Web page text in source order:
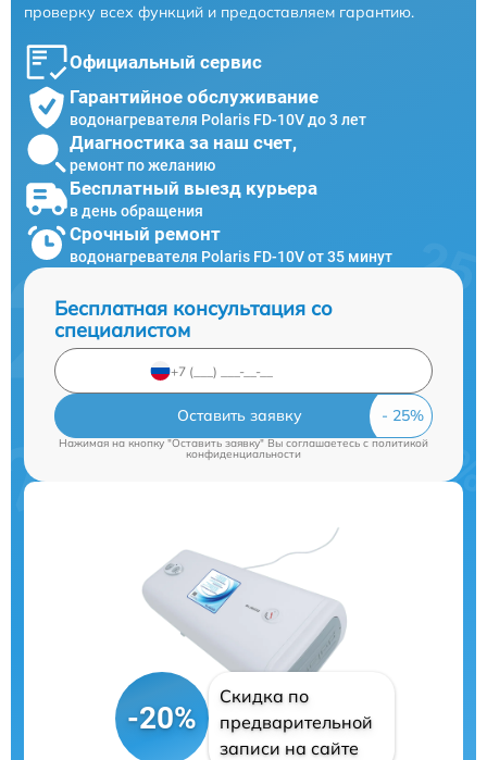
проверку всех функций и предоставляем гарантию.
Официальный сервис
Гарантийное обслуживание
водонагревателя Polaris FD-10V до 3 лет
Диагностика за наш счет,
ремонт по желанию
Бесплатный выезд курьера
в день обращения
Срочный ремонт
водонагревателя Polaris FD-10V от 35 минут
Бесплатная консультация со
специалистом
Оставить заявку
Нажимая на кнопку "Оставить заявку" Вы соглашаетесь cполитикой
конфиденциальности
-20%
Скидка по
предварительной
записи на сайте